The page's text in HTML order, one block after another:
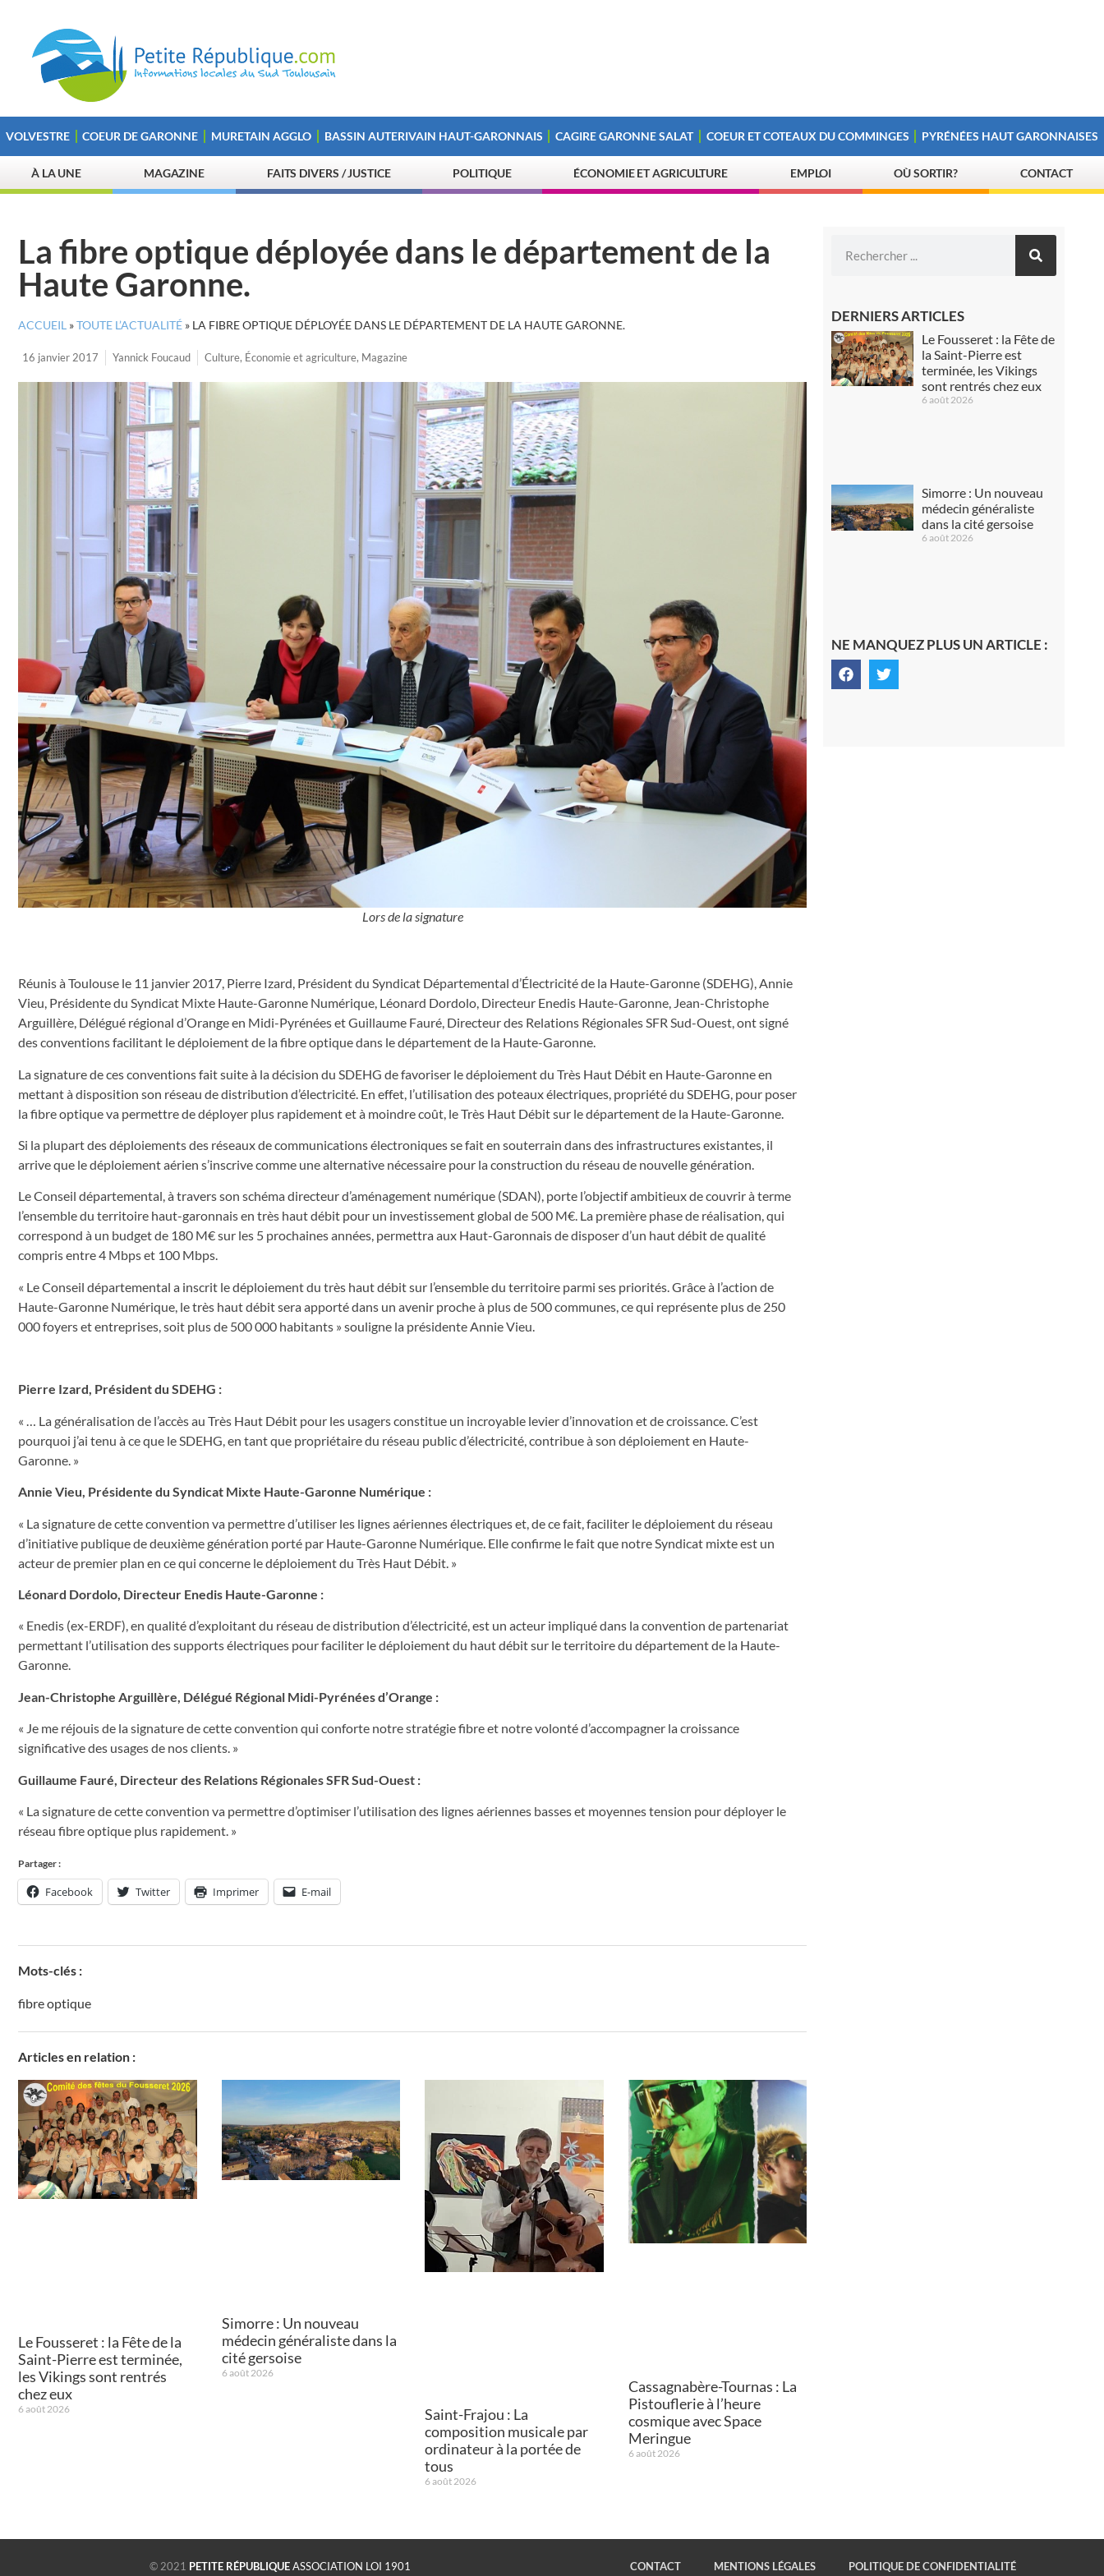
VOLVESTRE COEUR DE GARONNE MURETAIN AGGLO BASSIN AUTERIVAIN HAUT-GARONNAIS CAGIRE GARONNE SALAT COEUR ET COTEAUX DU COMMINGES PYRÉNÉES HAUT GARONNAISES
À LA UNE MAGAZINE FAITS DIVERS / JUSTICE POLITIQUE ÉCONOMIE ET AGRICULTURE EMPLOI OÙ SORTIR? CONTACT
La fibre optique déployée dans le département de la
Haute Garonne.
ACCUEIL »TOUTE L’ACTUALITÉ » LA FIBRE OPTIQUE DÉPLOYÉE DANS LE DÉPARTEMENT DE LA HAUTE GARONNE.
16 janvier 2017 Yannick Foucaud Culture, Économie et agriculture, Magazine
Lors de la signature
Réunis à Toulouse le 11 janvier 2017, Pierre Izard, Président du Syndicat Départemental d’Électricité de la Haute-Garonne (SDEHG), Annie
Vieu, Présidente du Syndicat Mixte Haute-Garonne Numérique, Léonard Dordolo, Directeur Enedis Haute-Garonne, Jean-Christophe
Arguillère, Délégué régional d’Orange en Midi-Pyrénées et Guillaume Fauré, Directeur des Relations Régionales SFR Sud-Ouest, ont signé
des conventions facilitant le déploiement de la fibre optique dans le département de la Haute-Garonne.
La signature de ces conventions fait suite à la décision du SDEHG de favoriser le déploiement du Très Haut Débit en Haute-Garonne en
mettant à disposition son réseau de distribution d’électricité. En effet, l’utilisation des poteaux électriques, propriété du SDEHG, pour poser
la fibre optique va permettre de déployer plus rapidement et à moindre coût, le Très Haut Débit sur le département de la Haute-Garonne.
Si la plupart des déploiements des réseaux de communications électroniques se fait en souterrain dans des infrastructures existantes, il
arrive que le déploiement aérien s’inscrive comme une alternative nécessaire pour la construction du réseau de nouvelle génération.
Le Conseil départemental, à travers son schéma directeur d’aménagement numérique (SDAN), porte l’objectif ambitieux de couvrir à terme
l’ensemble du territoire haut-garonnais en très haut débit pour un investissement global de 500 M€. La première phase de réalisation, qui
correspond à un budget de 180 M€ sur les 5 prochaines années, permettra aux Haut-Garonnais de disposer d’un haut débit de qualité
compris entre 4 Mbps et 100 Mbps.
« Le Conseil départemental a inscrit le déploiement du très haut débit sur l’ensemble du territoire parmi ses priorités. Grâce à l’action de
Haute-Garonne Numérique, le très haut débit sera apporté dans un avenir proche à plus de 500 communes, ce qui représente plus de 250
000 foyers et entreprises, soit plus de 500 000 habitants » souligne la présidente Annie Vieu.
Pierre Izard, Président du SDEHG :
« … La généralisation de l’accès au Très Haut Débit pour les usagers constitue un incroyable levier d’innovation et de croissance. C’est
pourquoi j’ai tenu à ce que le SDEHG, en tant que propriétaire du réseau public d’électricité, contribue à son déploiement en Haute-
Garonne. »
Annie Vieu, Présidente du Syndicat Mixte Haute-Garonne Numérique :
« La signature de cette convention va permettre d’utiliser les lignes aériennes électriques et, de ce fait, faciliter le déploiement du réseau
d’initiative publique de deuxième génération porté par Haute-Garonne Numérique. Elle confirme le fait que notre Syndicat mixte est un
acteur de premier plan en ce qui concerne le déploiement du Très Haut Débit. »
Léonard Dordolo, Directeur Enedis Haute-Garonne :
« Enedis (ex-ERDF), en qualité d’exploitant du réseau de distribution d’électricité, est un acteur impliqué dans la convention de partenariat
permettant l’utilisation des supports électriques pour faciliter le déploiement du haut débit sur le territoire du département de la Haute-
Garonne.
Jean-Christophe Arguillère, Délégué Régional Midi-Pyrénées d’Orange :
« Je me réjouis de la signature de cette convention qui conforte notre stratégie fibre et notre volonté d’accompagner la croissance
significative des usages de nos clients. »
Guillaume Fauré, Directeur des Relations Régionales SFR Sud-Ouest :
« La signature de cette convention va permettre d’optimiser l’utilisation des lignes aériennes basses et moyennes tension pour déployer le
réseau fibre optique plus rapidement. »
Partager :
Facebook Twitter Imprimer E-mail
Mots-clés :
fibre optique
Articles en relation :
Le Fousseret : la Fête de la
Saint-Pierre est terminée,
les Vikings sont rentrés
chez eux
6 août 2026
Simorre : Un nouveau
médecin généraliste dans la
cité gersoise
6 août 2026
Saint-Frajou : La
composition musicale par
ordinateur à la portée de
tous
6 août 2026
Cassagnabère-Tournas : La
Pistouflerie à l’heure
cosmique avec Space
Meringue
6 août 2026
DERNIERS ARTICLES
Le Fousseret : la Fête de
la Saint-Pierre est
terminée, les Vikings
sont rentrés chez eux
6 août 2026
Simorre : Un nouveau
médecin généraliste
dans la cité gersoise
6 août 2026
NE MANQUEZ PLUS UN ARTICLE :
© 2021 PETITE RÉPUBLIQUEASSOCIATION LOI 1901 CONTACT MENTIONS LÉGALES POLITIQUE DE CONFIDENTIALITÉ